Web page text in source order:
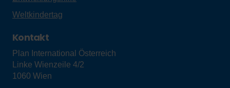
Weltkindertag
Kontakt
Plan International Österreich
Linke Wienzeile 4/2
1060 Wien